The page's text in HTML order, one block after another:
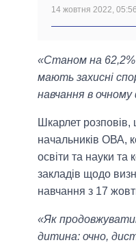
14 жовтня 2022, 05:56
«Станом на 62,2%
мають захисні
навчання в
Шкарлет
начальників ОВА,
освіти та науки та
закладів щодо
навчання з 17
«Як
дитина: очно,